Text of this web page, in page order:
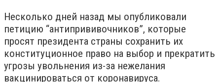
Несколько дней назад мы опубликовали
петицию “антипрививочников”, которые
просят президента страны сохранить их
конституционное право на выбор и прекратить
угрозы увольнения из-за нежелания
вакцинироваться от коронавируса.